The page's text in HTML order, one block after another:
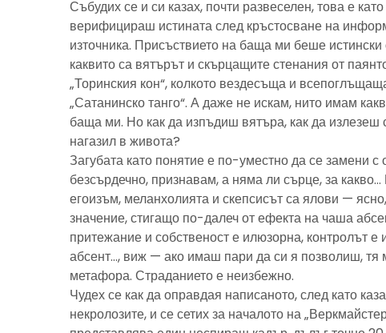
Събудих се и си казах, почти развеселен, това е
верифицираш истината след кръстосване на
източника. Присъствието на баща ми беше
каквито са вятърът и скърцащите стенания от
„Торинския кон“, колкото вездесъща и
„Сатанинско танго“. А даже не искам, нито имам
баща ми. Но как да изпъдиш вятъра, как да излезеш
нагазил в живота?
Загубата като понятие е по-уместно да се замени с
безсърдечно, признавам, а няма ли сърце, за какво…
егоизъм, меланхолията и скепсисът са ялови —
значение, стигащо по-далеч от ефекта на чаша
притежание и собственост е илюзорна, контролът
абсент…, виж — ако имаш пари да си я позволиш, тя
метафора. Страданието е неизбежно.
Чудех се как да оправдая написаното, след като
некролозите, и се сетих за началото на